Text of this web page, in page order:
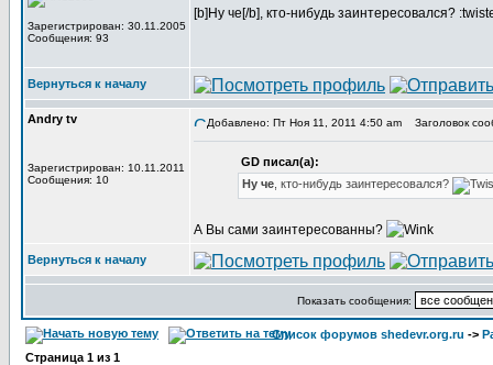
Зарегистрирован: 30.11.2005
Сообщения: 93
[b]Ну че[/b], кто-нибудь заинтересовался?
Вернуться к началу
Andry tv
Зарегистрирован: 10.11.2011
Сообщения: 10
Добавлено: Пт Ноя 11, 2011 4:50 am Заголовок
GD писал(а):
Ну че , кто-нибудь заинтересовался?
А Вы сами заинтересованны?
Вернуться к началу
Показать сообщения:
Список форумов shedevr.org.ru ->
Страница 1 из 1